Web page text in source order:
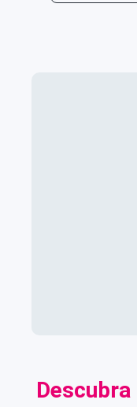
Descubra